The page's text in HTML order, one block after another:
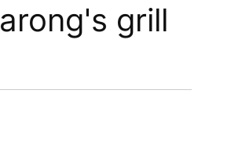
grill